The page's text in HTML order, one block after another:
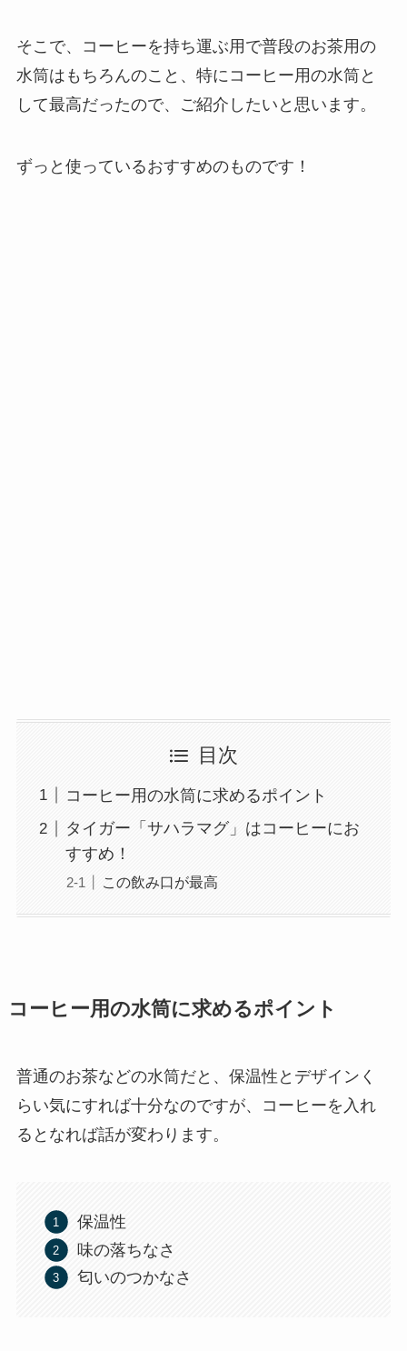
そこで、コーヒーを持ち運ぶ用で普段のお茶用の
水筒はもちろんのこと、特にコーヒー用の水筒と
して最高だったので、ご紹介したいと思います。
ずっと使っているおすすめのものです！
目次
コーヒー用の水筒に求めるポイント
タイガー「サハラマグ」はコーヒーにお
すすめ！
この飲み口が最高
コーヒー用の水筒に求めるポイント
普通のお茶などの水筒だと、保温性とデザインく
らい気にすれば十分なのですが、コーヒーを入れ
るとなれば話が変わります。
保温性
味の落ちなさ
匂いのつかなさ